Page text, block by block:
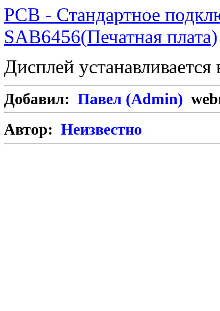
PCB - Стандартное
SAB6456(Печатная плата)
Дисплей устанавливается
Добавил: Павел (Admin)
Автор: Неизвестно